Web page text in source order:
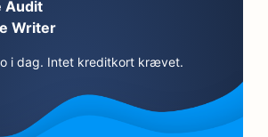
Audit
Writer
i dag. Intet kreditkort krævet.